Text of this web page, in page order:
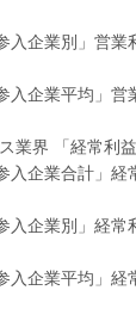
企業別」営業
企業平均」営
業界 「経常利
企業合計」経
企業別」経常
企業平均」経